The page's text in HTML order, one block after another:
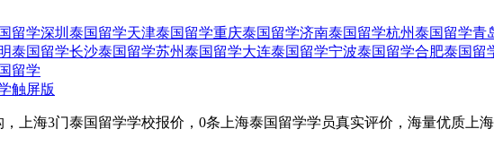
留学深圳泰国留学天津泰国留学重庆泰国留学济南泰国留学杭州泰国留学青
泰国留学长沙泰国留学苏州泰国留学大连泰国留学宁波泰国留学合肥泰国留
留学
触屏版
上海3门泰国留学学校报价，0条上海泰国留学学员真实评价，海量优质上